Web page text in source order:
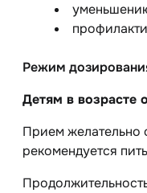
Режим
Детям в возрасте
Прием желательно
рекомендуется